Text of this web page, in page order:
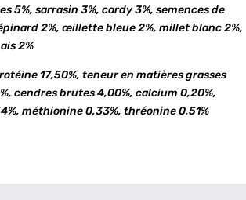
5%, sarrasin 3%, cardy 3%, semences de
2%, œillette bleue 2%, millet blanc 2%,
2%
17,50%, teneur en matières grasses
cendres brutes 4,00%, calcium 0,20%,
méthionine 0,33%, thréonine 0,51%